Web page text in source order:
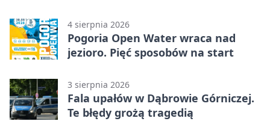
4 sierpnia 2026
Pogoria Open Water wraca nad
jezioro. Pięć sposobów na start
3 sierpnia 2026
Fala upałów w Dąbrowie Górniczej.
Te błędy grożą tragedią